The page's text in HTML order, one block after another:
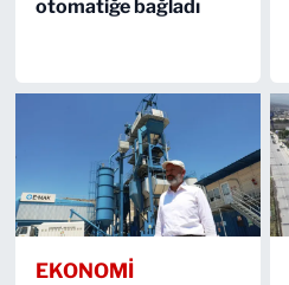
otomatiğe bağladı
EKONOMİ